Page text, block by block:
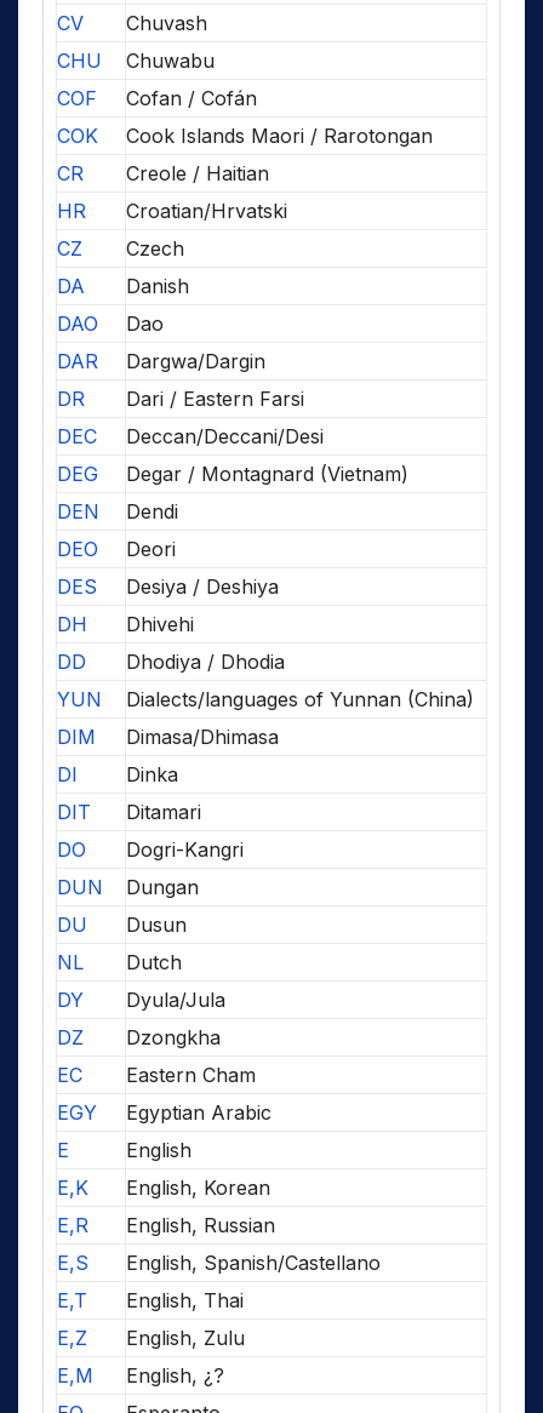
CV
Chuvash
CHU
Chuwabu
COF
Cofan / Cofán
COK
Cook Islands Maori / Rarotongan
CR
Creole / Haitian
HR
Croatian/Hrvatski
CZ
Czech
DA
Danish
DAO
Dao
DAR
Dargwa/Dargin
DR
Dari / Eastern Farsi
DEC
Deccan/Deccani/Desi
DEG
Degar / Montagnard (Vietnam)
DEN
Dendi
DEO
Deori
DES
Desiya / Deshiya
DH
Dhivehi
DD
Dhodiya / Dhodia
YUN
Dialects/languages of Yunnan (China)
DIM
Dimasa/Dhimasa
DI
Dinka
DIT
Ditamari
DO
Dogri-Kangri
DUN
Dungan
DU
Dusun
NL
Dutch
DY
Dyula/Jula
DZ
Dzongkha
EC
Eastern Cham
EGY
Egyptian Arabic
E
English
E,K
English, Korean
E,R
English, Russian
E,S
English, Spanish/Castellano
E,T
English, Thai
E,Z
English, Zulu
E,M
English, ¿?